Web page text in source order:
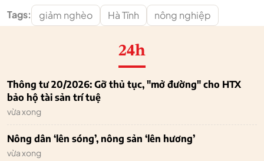
Tags: giảm nghèo Hà Tĩnh nông nghiệp
24h
Thông tư 20/2026: Gỡ thủ tục, "mở đường" cho HTX
bảo hộ tài sản trí tuệ
vừa xong
Nông dân ‘lên sóng’, nông sản ‘lên hương’
vừa xong